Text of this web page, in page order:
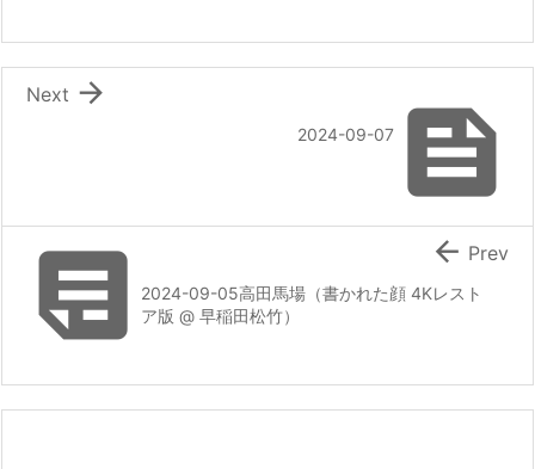

2024-09-07

Next
2024-09-05高田馬場（書かれた顔 4Kレスト
ア版 @ 早稲田松竹）
 Prev